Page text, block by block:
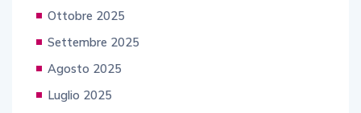
Ottobre 2025
Settembre 2025
Agosto 2025
Luglio 2025